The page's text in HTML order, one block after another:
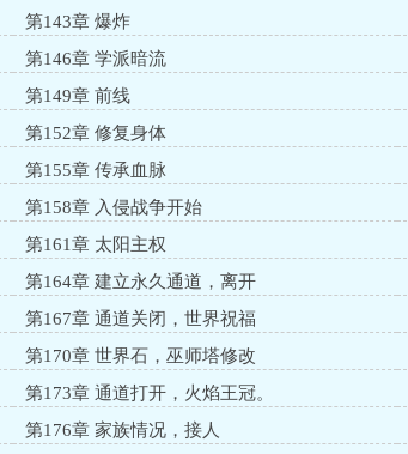
第143章 爆炸
第146章 学派暗流
第149章 前线
第152章 修复身体
第155章 传承血脉
第158章 入侵战争开始
第161章 太阳主权
第164章 建立永久通道，离开
第167章 通道关闭，世界祝福
第170章 世界石，巫师塔修改
第173章 通道打开，火焰王冠。
第176章 家族情况，接人